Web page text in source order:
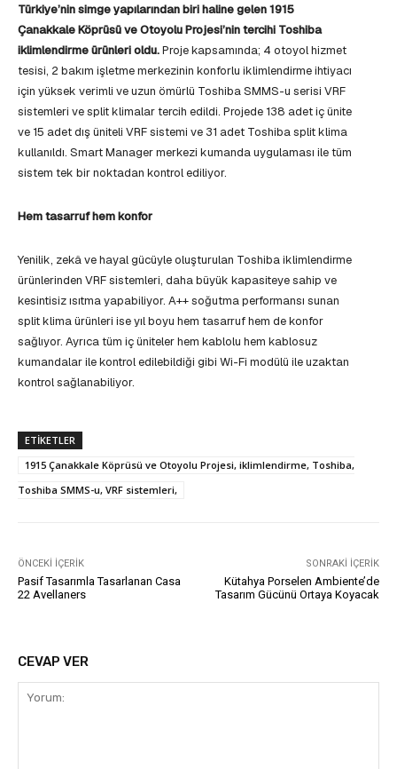
Türkiye’nin simge yapılarından biri haline gelen 1915
Çanakkale Köprüsü ve Otoyolu Projesi’nin tercihi Toshiba
iklimlendirme ürünleri oldu.Proje kapsamında; 4 otoyol hizmet
tesisi, 2 bakım işletme merkezinin konforlu iklimlendirme ihtiyacı
için yüksek verimli ve uzun ömürlü Toshiba SMMS-u serisi VRF
sistemleri ve split klimalar tercih edildi. Projede 138 adet iç ünite
ve 15 adet dış üniteli VRF sistemi ve 31 adet Toshiba split klima
kullanıldı. Smart Manager merkezi kumanda uygulaması ile tüm
sistem tek bir noktadan kontrol ediliyor.
Hem tasarruf hem konfor
Yenilik, zekâ ve hayal gücüyle oluşturulan Toshiba iklimlendirme
ürünlerinden VRF sistemleri, daha büyük kapasiteye sahip ve
kesintisiz ısıtma yapabiliyor. A++ soğutma performansı sunan
split klima ürünleri ise yıl boyu hem tasarruf hem de konfor
sağlıyor. Ayrıca tüm iç üniteler hem kablolu hem kablosuz
kumandalar ile kontrol edilebildiği gibi Wi-Fi modülü ile uzaktan
kontrol sağlanabiliyor.
ETIKETLER
1915 Çanakkale Köprüsü ve Otoyolu Projesi, iklimlendirme, Toshiba,
Toshiba SMMS-u, VRF sistemleri,
ÖNCEKI İÇERIK
Pasif Tasarımla Tasarlanan Casa
22 Avellaners
SONRAKI İÇERIK
Kütahya Porselen Ambiente’de
Tasarım Gücünü Ortaya Koyacak
CEVAP VER